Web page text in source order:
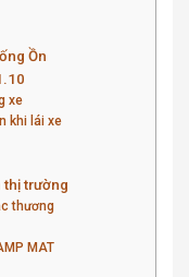
Ồn
xe
khi lái xe
thị trường
thương
MAT